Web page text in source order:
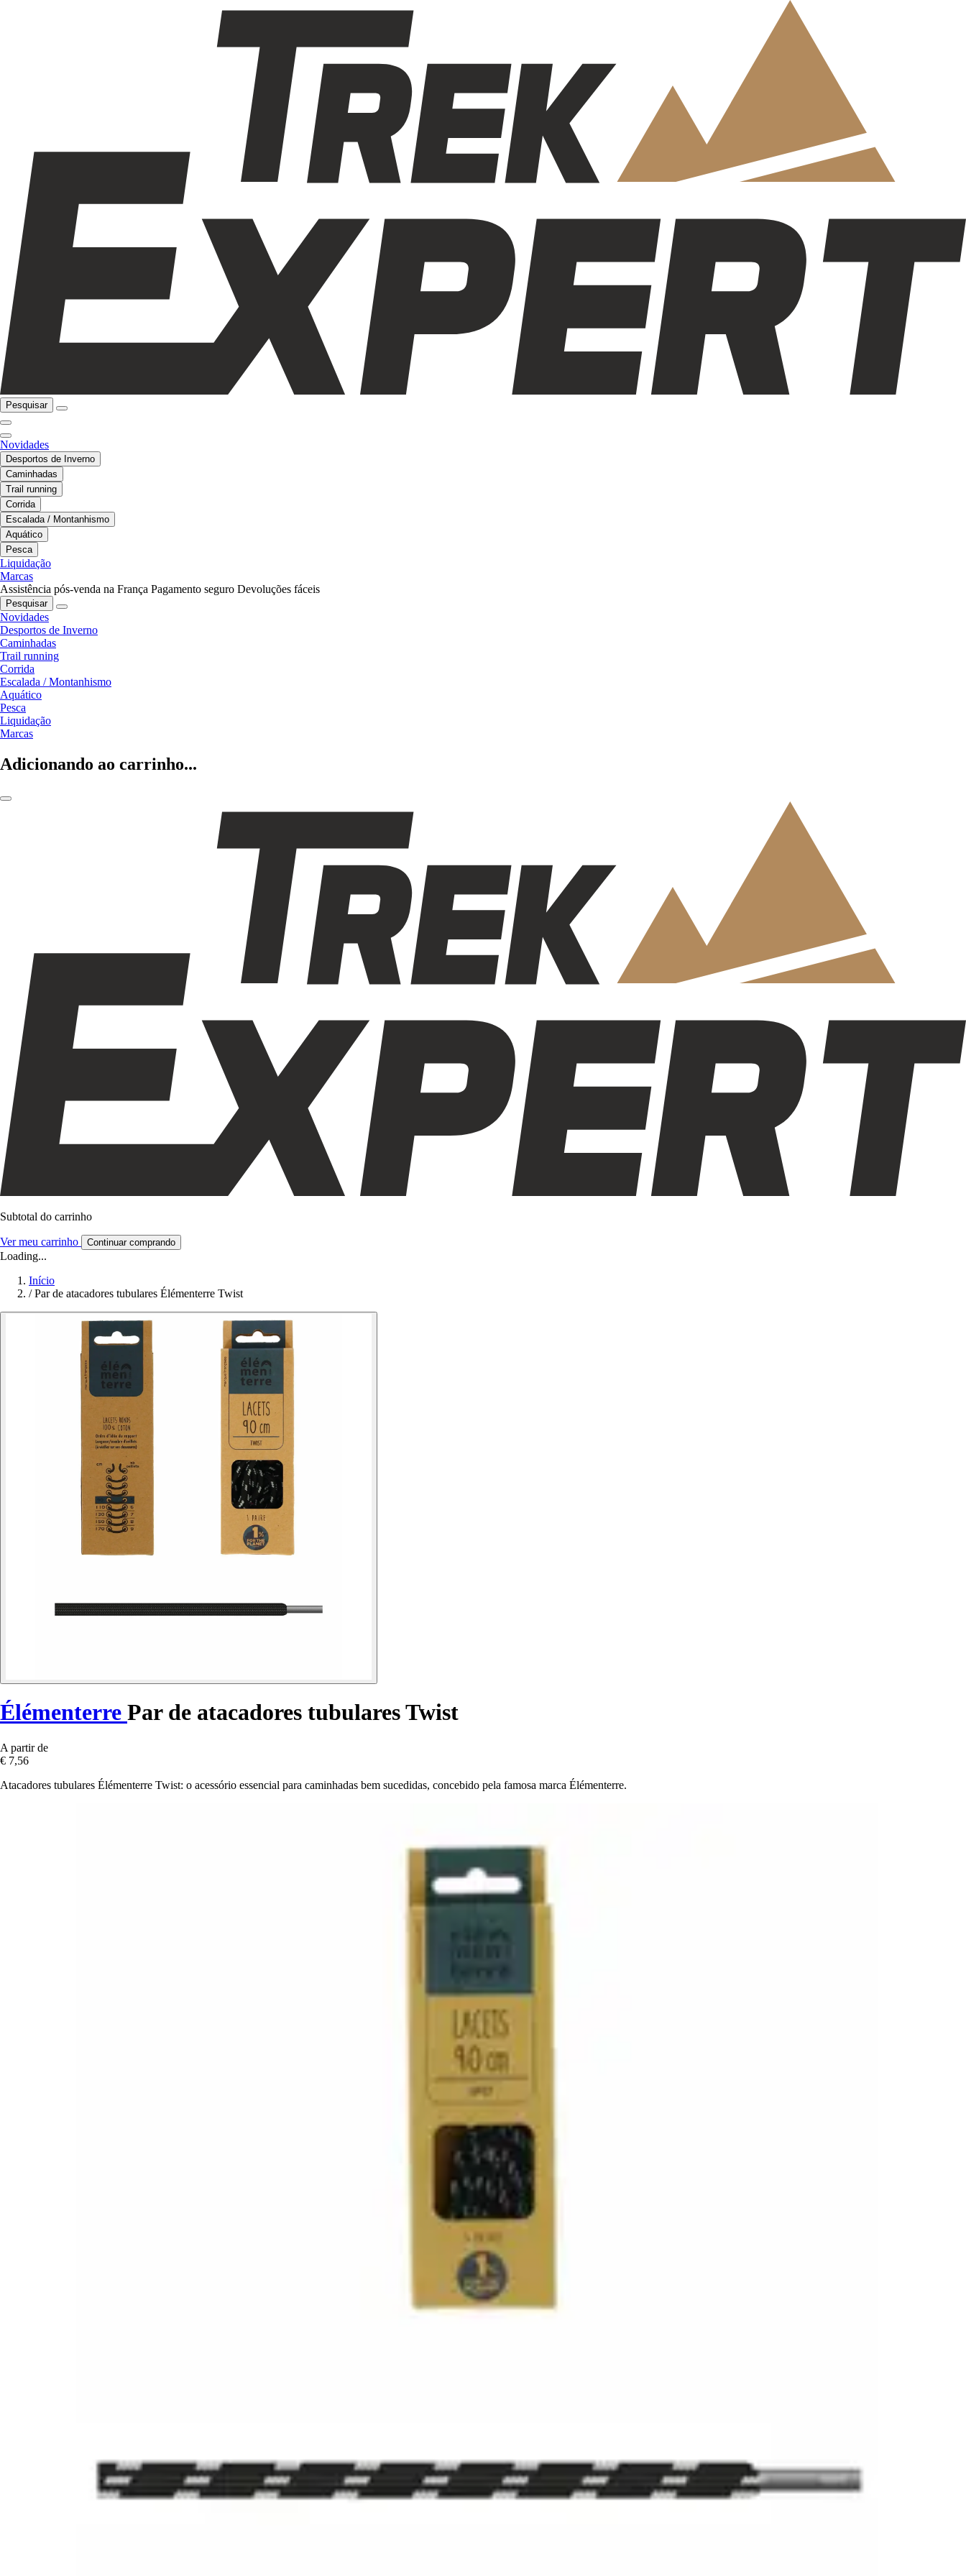
Pesquisar
Novidades
Desportos de Inverno
Caminhadas
Trail running
Corrida
Escalada / Montanhismo
Aquático
Pesca
Liquidação
Marcas
Assistência pós-venda na França Pagamento seguro Devoluções fáceis
Pesquisar
Novidades
Desportos de Inverno
Caminhadas
Trail running
Corrida
Escalada / Montanhismo
Aquático
Pesca
Liquidação
Marcas
Adicionando ao carrinho...
Subtotal do carrinho
Ver meu carrinho Continuar comprando
Loading...
Início
/ Par de atacadores tubulares Élémenterre Twist
Élémenterre Par de atacadores tubulares Twist
A partir de
€ 7,56
Atacadores tubulares Élémenterre Twist: o acessório essencial para caminhadas bem sucedidas, concebido pela famosa marca Élémenterre.